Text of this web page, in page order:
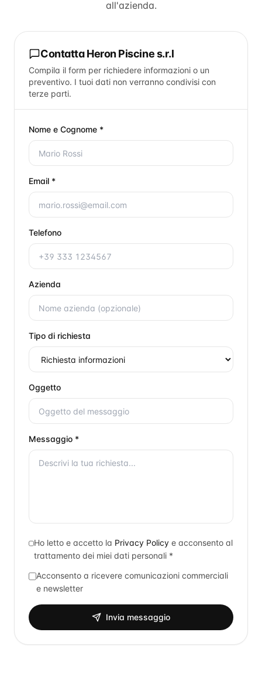
all'azienda.
ContattaHeron Piscine s.r.l
Compila il form per richiedere informazioni o un
preventivo. I tuoi dati non verranno condivisi con
terze parti.
Nome e Cognome *
Email *
Telefono
Azienda
Tipo di richiesta
Oggetto
Messaggio *
Ho letto e accetto la Privacy Policy e acconsento al
trattamento dei miei dati personali *
Acconsento a ricevere comunicazioni commerciali
e newsletter
Invia messaggio